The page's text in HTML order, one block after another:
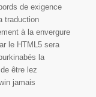
de exigence
traduction
à la envergure
le HTML5 sera
la
être lez
jamais